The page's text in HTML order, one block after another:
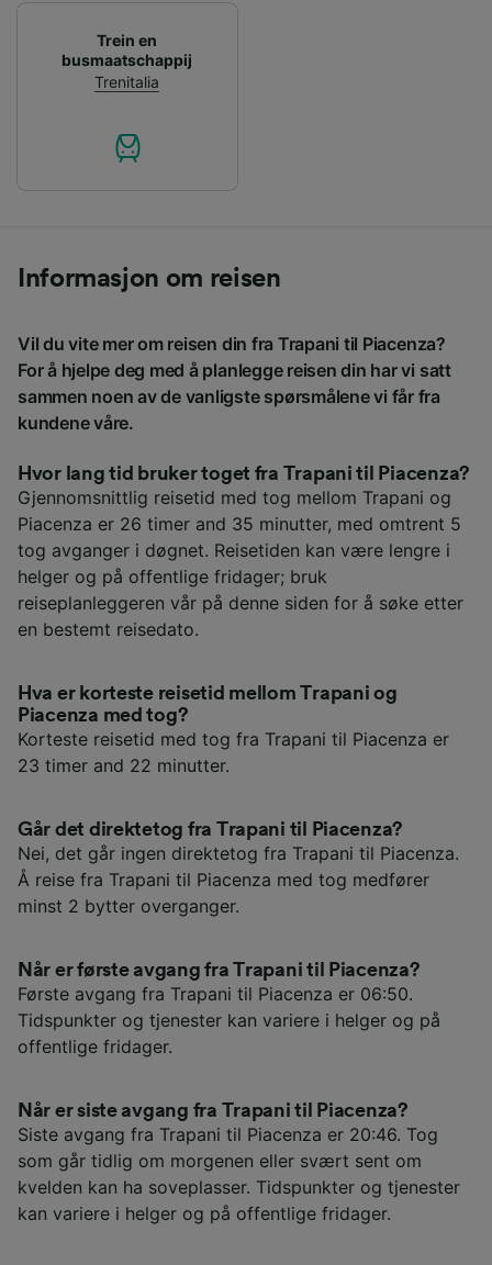
Trein en
busmaatschappij
Trenitalia
Informasjon om reisen
Vil du vite mer om reisen din fra Trapani til Piacenza?
For å hjelpe deg med å planlegge reisen din har vi satt
sammen noen av de vanligste spørsmålene vi får fra
kundene våre.
Hvor lang tid bruker toget fra Trapani til Piacenza?
Gjennomsnittlig reisetid med tog mellom Trapani og
Piacenza er 26 timer and 35 minutter, med omtrent 5
tog avganger i døgnet. Reisetiden kan være lengre i
helger og på offentlige fridager; bruk
reiseplanleggeren vår på denne siden for å søke etter
en bestemt reisedato.
Hva er korteste reisetid mellom Trapani og
Piacenza med tog?
Korteste reisetid med tog fra Trapani til Piacenza er
23 timer and 22 minutter.
Går det direktetog fra Trapani til Piacenza?
Nei, det går ingen direktetog fra Trapani til Piacenza.
Å reise fra Trapani til Piacenza med tog medfører
minst 2 bytter overganger.
Når er første avgang fra Trapani til Piacenza?
Første avgang fra Trapani til Piacenza er 06:50.
Tidspunkter og tjenester kan variere i helger og på
offentlige fridager.
Når er siste avgang fra Trapani til Piacenza?
Siste avgang fra Trapani til Piacenza er 20:46. Tog
som går tidlig om morgenen eller svært sent om
kvelden kan ha soveplasser. Tidspunkter og tjenester
kan variere i helger og på offentlige fridager.